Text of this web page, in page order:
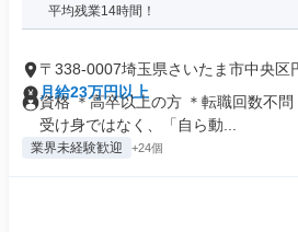
平均残業14時間！
〒338-0007埼玉県さいたま市中央区
月給23万円以上
資格 ＊高卒以上の方 ＊転職回数不
受け身ではなく、「自ら動...
業界未経験歓迎 +24個